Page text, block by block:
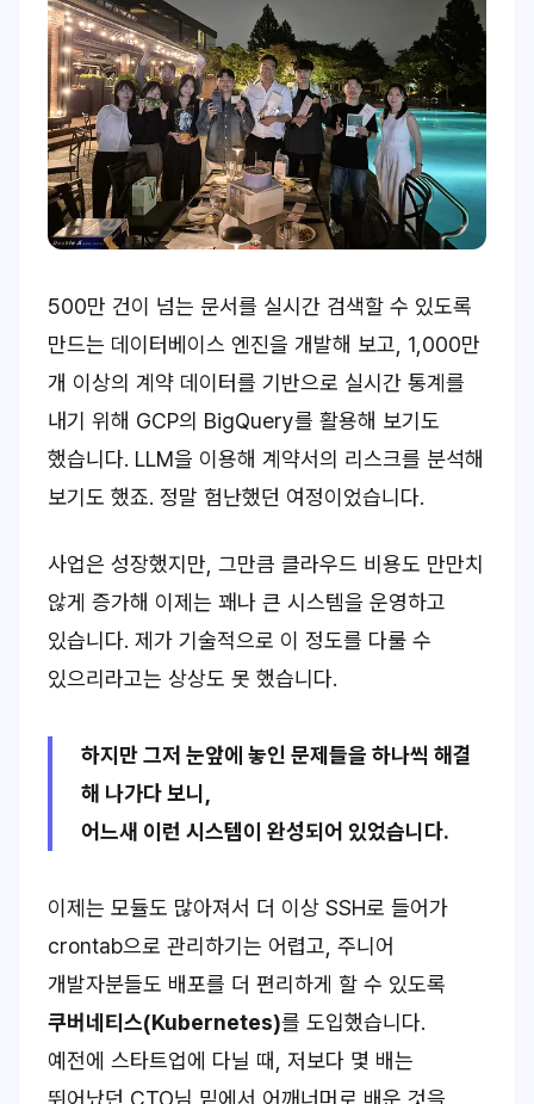
500만 건이 넘는 문서를 실시간 검색할 수 있도록
만드는 데이터베이스 엔진을 개발해 보고, 1,000만
개 이상의 계약 데이터를 기반으로 실시간 통계를
내기 위해 GCP의 BigQuery를 활용해 보기도
했습니다. LLM을 이용해 계약서의 리스크를 분석해
보기도 했죠. 정말 험난했던 여정이었습니다.
사업은 성장했지만, 그만큼 클라우드 비용도 만만치
않게 증가해 이제는 꽤나 큰 시스템을 운영하고
있습니다. 제가 기술적으로 이 정도를 다룰 수
있으리라고는 상상도 못 했습니다.
하지만 그저 눈앞에 놓인 문제들을 하나씩 해결
해 나가다 보니,
어느새 이런 시스템이 완성되어 있었습니다.
이제는 모듈도 많아져서 더 이상 SSH로 들어가
crontab으로 관리하기는 어렵고, 주니어
개발자분들도 배포를 더 편리하게 할 수 있도록
쿠버네티스(Kubernetes)를 도입했습니다.
예전에 스타트업에 다닐 때, 저보다 몇 배는
뛰어났던 CTO님 밑에서 어깨너머로 배운 것을